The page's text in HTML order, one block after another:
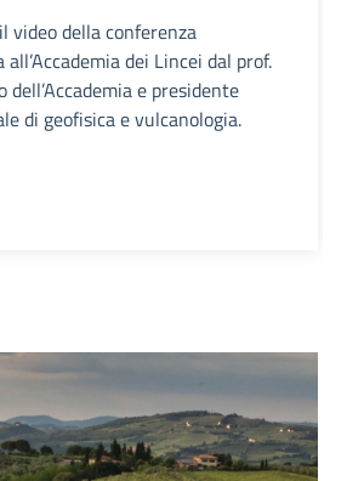
video della conferenza
dei Lincei dal prof.
dell’Accademia e presidente
di geofisica e vulcanologia.